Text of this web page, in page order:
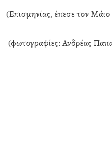
(Επισμηνίας, έπεσε τον Μάιο
(φωτογραφίες: Ανδρέας